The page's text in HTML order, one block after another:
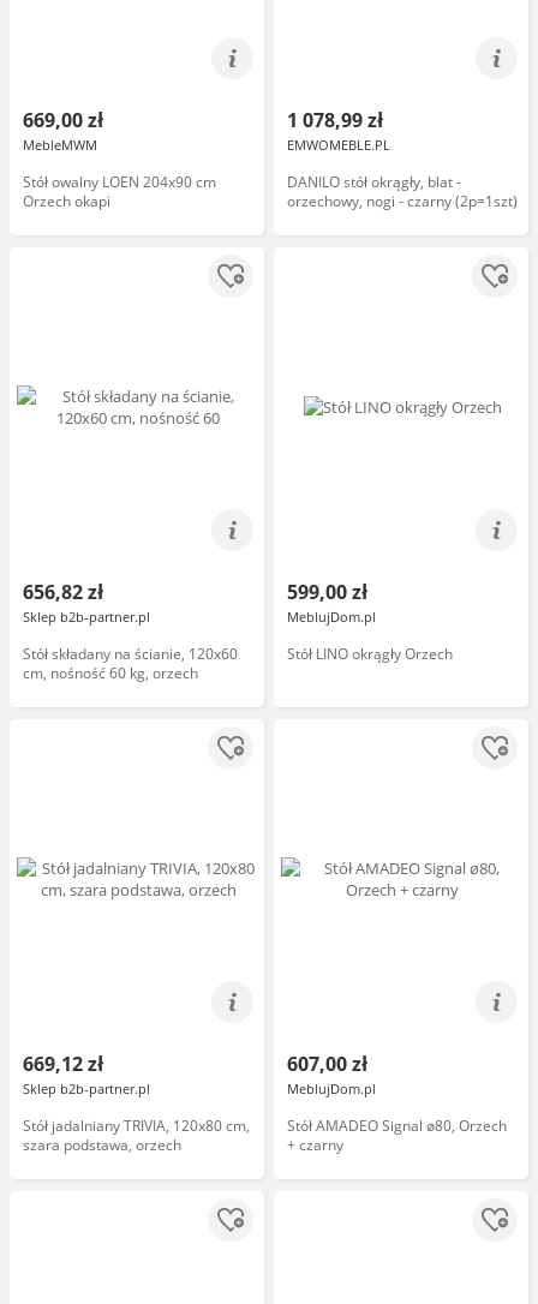
669,00 zł
MebleMWM
Stół owalny LOEN 204x90 cm
Orzech okapi
1 078,99 zł
EMWOMEBLE.PL
DANILO stół okrągły, blat -
orzechowy, nogi - czarny (2p=1szt)
656,82 zł
Sklep b2b-partner.pl
Stół składany na ścianie, 120x60
cm, nośność 60 kg, orzech
599,00 zł
MeblujDom.pl
Stół LINO okrągły Orzech
669,12 zł
Sklep b2b-partner.pl
Stół jadalniany TRIVIA, 120x80 cm,
szara podstawa, orzech
607,00 zł
MeblujDom.pl
Stół AMADEO Signal ø80, Orzech
+ czarny